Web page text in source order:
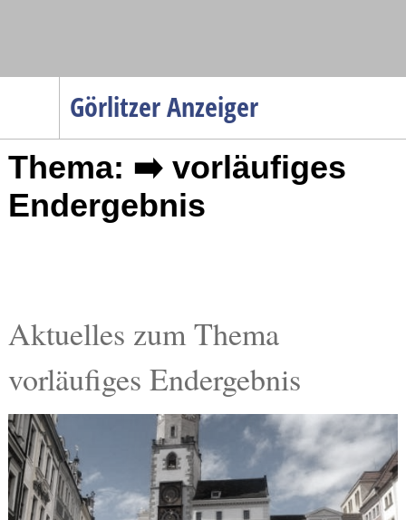
Görlitzer Anzeiger
Menüpunkte
Startseite
Gesellschaft
Gesundheit
Kultur
Termine
Kostenlos
Thema: ➡️ vorläufiges
Endergebnis
Aktuelles zum Thema
vorläufiges Endergebnis